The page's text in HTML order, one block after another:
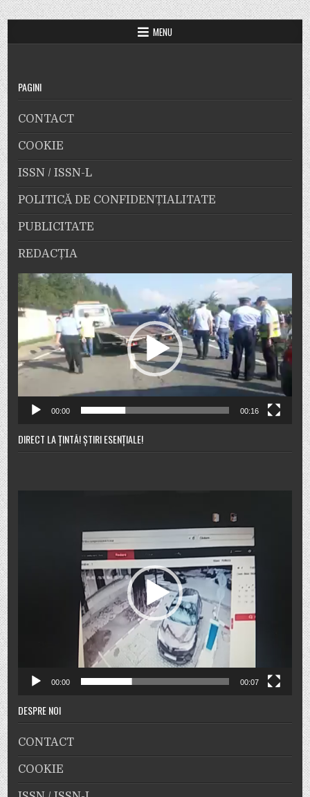
MENU
PAGINI
CONTACT
COOKIE
ISSN / ISSN-L
POLITICĂ DE CONFIDENȚIALITATE
PUBLICITATE
REDACȚIA
Player
video
00:00 00:16
DIRECT LA ȚINTĂ! ȘTIRI ESENȚIALE!
00:00 00:07
DESPRE NOI
CONTACT
COOKIE